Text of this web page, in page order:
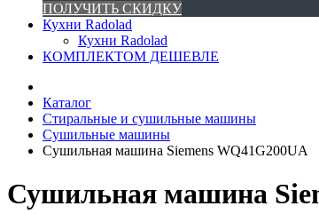
ПОЛУЧИТЬ СКИДКУ
Кухни Radolad
Кухни Radolad
КОМПЛЕКТОМ ДЕШЕВЛЕ
Каталог
Стиральные и сушильные машины
Сушильные машины
Сушильная машина Siemens WQ41G200UA
Сушильная машина